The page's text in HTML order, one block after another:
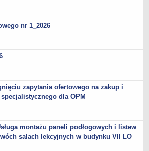
nr 1_2026
zapytania ofertowego na zakup i
dla OPM
montażu paneli podłogowych i listew
salach lekcyjnych w budynku VII LO